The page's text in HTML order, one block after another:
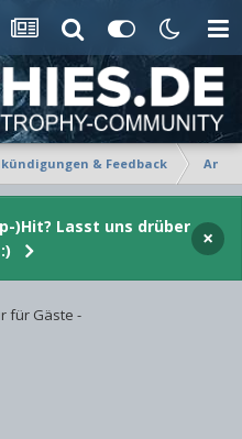
& Feedback
)Hit? Lasst uns drüber
×
für Gäste -